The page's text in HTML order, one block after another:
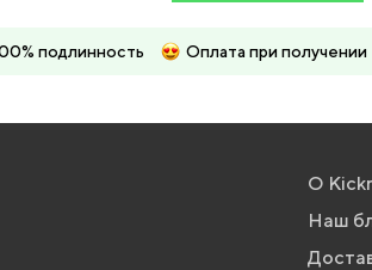
подлинность Оплата при получении
О
Наш